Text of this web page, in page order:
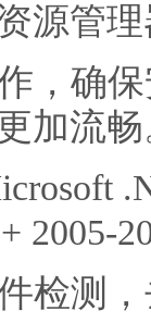
源管
确保
加流
2005-
测，